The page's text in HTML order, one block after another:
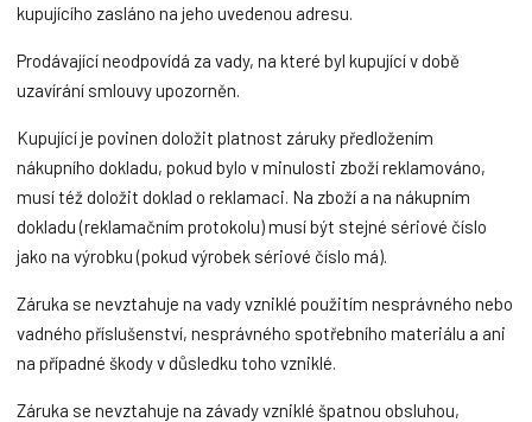
kupujícího zasláno na jeho uvedenou adresu.
Prodávající neodpovídá za vady, na které byl kupující v době
uzavírání smlouvy upozorněn.
Kupující je povinen doložit platnost záruky předložením
nákupního dokladu, pokud bylo v minulosti zboží reklamováno,
musí též doložit doklad o reklamaci. Na zboží a na nákupním
dokladu (reklamačním protokolu) musí být stejné sériové číslo
jako na výrobku (pokud výrobek sériové číslo má).
Záruka se nevztahuje na vady vzniklé použitím nesprávného nebo
vadného příslušenství, nesprávného spotřebního materiálu a ani
na případné škody v důsledku toho vzniklé.
Záruka se nevztahuje na závady vzniklé špatnou obsluhou,